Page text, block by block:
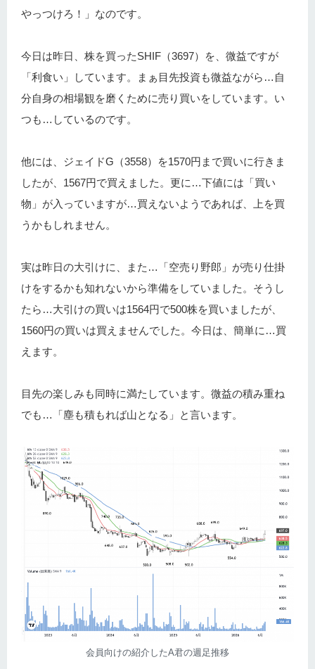
やっつけろ！」なのです。
今日は昨日、株を買ったSHIF（3697）を、微益ですが
「利食い」しています。まぁ目先投資も微益ながら…自
分自身の相場観を磨くために売り買いをしています。い
つも…しているのです。
他には、ジェイドG（3558）を1570円まで買いに行きま
したが、1567円で買えました。更に…下値には「買い
物」が入っていますが…買えないようであれば、上を買
うかもしれません。
実は昨日の大引けに、また…「空売り野郎」が売り仕掛
けをするかも知れないから準備をしていました。そうし
たら…大引けの買いは1564円で500株を買いましたが、
1560円の買いは買えませんでした。今日は、簡単に…買
えます。
目先の楽しみも同時に満たしています。微益の積み重ね
でも…「塵も積もれば山となる」と言います。
会員向けの紹介したA君の週足推移